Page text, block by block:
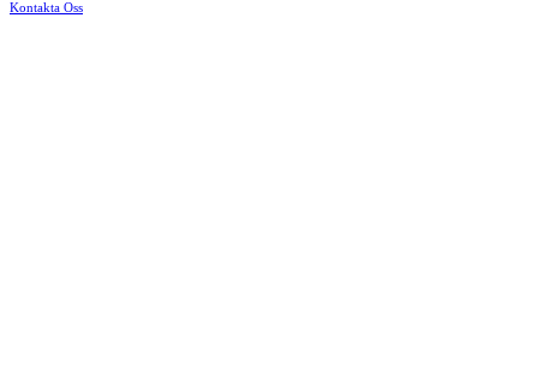
Kontakta Oss